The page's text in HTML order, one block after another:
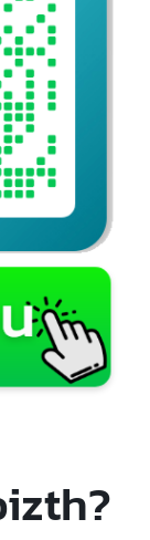
一站式
服务商,凭借
站式航空运
迎与我们的